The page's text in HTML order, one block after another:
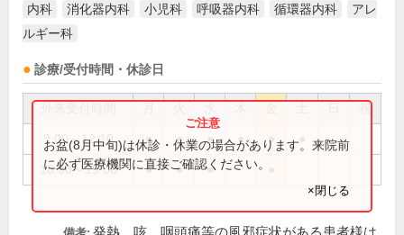
内科 消化器内科 小児科 呼吸器内科 循環器内科
アレ
ルギー科
診療/受付時間・休診日
祝
9:00～12:10 ● ● ● ● ●
16:30～19:00 ● ● ●
お盆(8月中旬)は休診・休業の場合があります。来院前
に必ず医療機関に直接ご確認ください。
×閉じる